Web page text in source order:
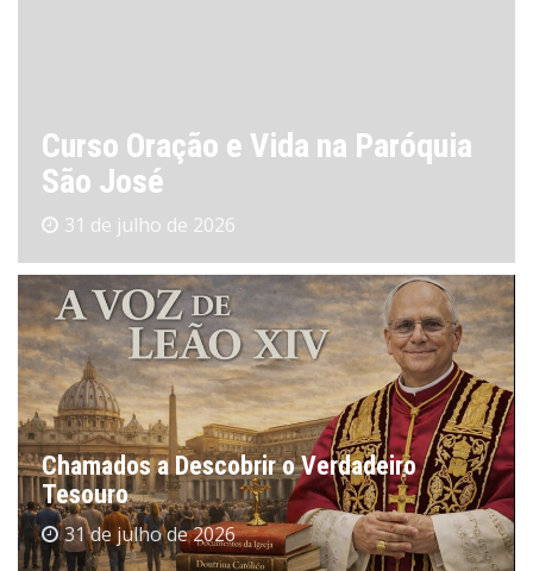
Curso Oração e Vida na Paróquia
São José
31 de julho de 2026
Chamados a Descobrir o Verdadeiro
Tesouro
31 de julho de 2026